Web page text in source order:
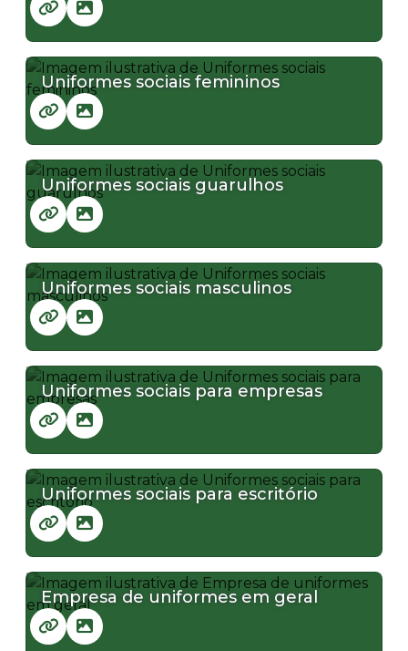
Uniformes sociais femininos
Uniformes sociais guarulhos
Uniformes sociais masculinos
Uniformes sociais para empresas
Uniformes sociais para escritório
Empresa de uniformes em geral